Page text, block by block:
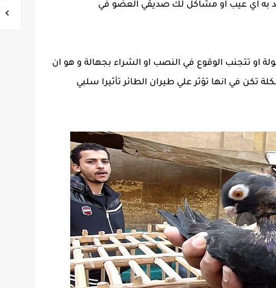
به اي عيب او مشاكل لك صديقي العضو في
تتجنب الوقوع في النصب او الشراء بجهالة و هو ان
تكن في انها تؤثر علي طيران الطائر تأثيرا سلبي